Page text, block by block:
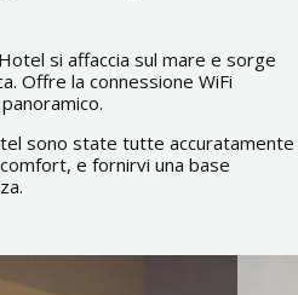
si affaccia sul mare e sorge
Offre la connessione WiFi
sono state tutte accuratamente
e fornirvi una base